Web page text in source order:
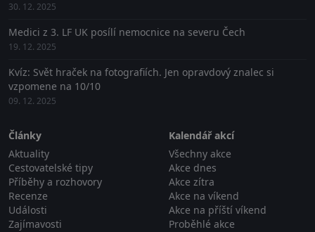
30. 12. 2025
Medici z 3. LF UK posílí nemocnice na severu Čech
19. 12. 2025
Kvíz: Svět hraček na fotografiích. Jen opravdový znalec si
vzpomene na 10/10
09. 12. 2025
Články
Aktuality
Cestovatelské tipy
Příběhy a rozhovory
Recenze
Události
Zajímavosti
Kalendář akcí
Všechny akce
Akce dnes
Akce zítra
Akce na víkend
Akce na příští víkend
Proběhlé akce